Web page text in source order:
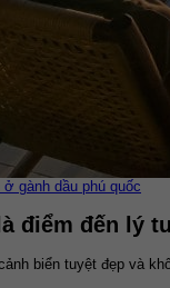
ở gành dầu phú quốc
điểm đến lý
biển tuyệt đẹp và